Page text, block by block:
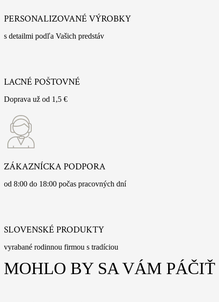
PERSONALIZOVANÉ VÝROBKY
s detailmi podľa Vašich predstáv
LACNÉ POŠTOVNÉ
Doprava už od 1,5 €
ZÁKAZNÍCKA PODPORA
od 8:00 do 18:00 počas pracovných dní
SLOVENSKÉ PRODUKTY
vyrabané rodinnou firmou s tradíciou
MOHLO BY SA VÁM PÁČIŤ